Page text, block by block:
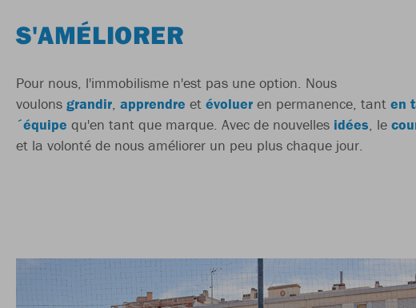
S'AMÉLIORER
Pour nous, l'immobilisme n'est pas une option. Nous
voulons grandir apprendre et évoluer en permanence, tant en
´équipe qu'en tant que marque. Avec de nouvelles idées , le
et la volonté de nous améliorer un peu plus chaque jour.